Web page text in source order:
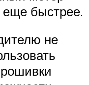
еще быстрее.
не